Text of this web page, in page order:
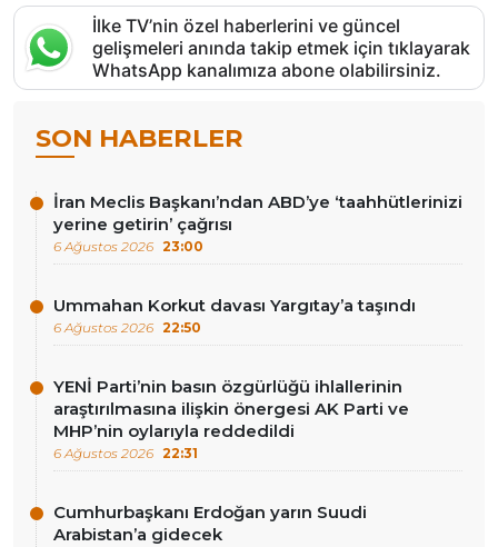
İlke TV’nin özel haberlerini ve güncel
gelişmeleri anında takip etmek için tıklayarak
WhatsApp kanalımıza abone olabilirsiniz.
SON HABERLER
İran Meclis Başkanı’ndan ABD’ye ‘taahhütlerinizi
yerine getirin’ çağrısı
6 Ağustos 2026 23:00
Ummahan Korkut davası Yargıtay’a taşındı
6 Ağustos 2026 22:50
YENİ Parti’nin basın özgürlüğü ihlallerinin
araştırılmasına ilişkin önergesi AK Parti ve
MHP’nin oylarıyla reddedildi
6 Ağustos 2026 22:31
Cumhurbaşkanı Erdoğan yarın Suudi
Arabistan’a gidecek